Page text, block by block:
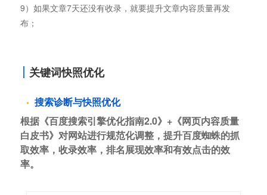
9）如果文章7天还没有收录，就要提升文章内容质量再发
布；
关键词快照优化
搜索诊断与快照优化
根据《百度搜索引擎优化指南2.0》+《网页内容质量
白皮书》对网站进行规范化调整，提升百度蜘蛛的抓
取效率，收录效率，排名展现效率和有效点击的效
率。